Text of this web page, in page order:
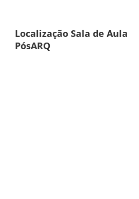
Localização Sala de Aula
PósARQ